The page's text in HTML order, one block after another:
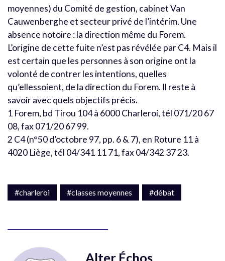
moyennes) du Comité de gestion, cabinet Van
Cauwenberghe et secteur privé de l’intérim. Une
absence notoire : la direction même du Forem.
L’origine de cette fuite n’est pas révélée par C4. Mais il
est certain que les personnes à son origine ont la
volonté de contrer les intentions, quelles
qu’ellessoient, de la direction du Forem. Il reste à
savoir avec quels objectifs précis.
1 Forem, bd Tirou 104 à 6000 Charleroi, tél 071/20 67
08, fax 071/20 67 99.
2 C4 (n°50 d’octobre 97, pp. 6 & 7), en Roture 11 à
4020 Liège, tél 04/341 11 71, fax 04/342 37 23.
#charleroi #classes moyennes #débat
Alter Échos